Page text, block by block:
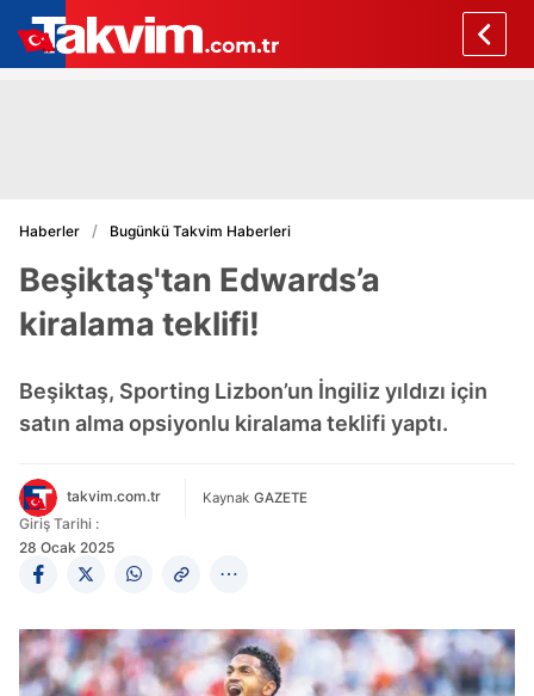
Haberler Bugünkü Takvim Haberleri
Beşiktaş'tan Edwards’a
kiralama teklifi!
Beşiktaş, Sporting Lizbon’un İngiliz yıldızı için
satın alma opsiyonlu kiralama teklifi yaptı.
takvim.com.tr Kaynak GAZETE
Giriş Tarihi :
28 Ocak 2025